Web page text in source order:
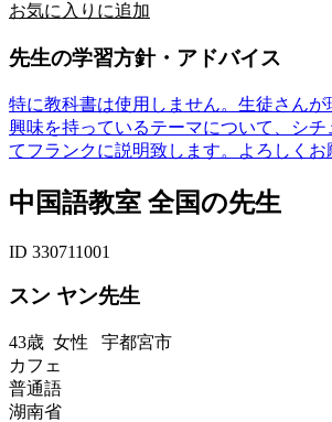
お気に入りに追加
先生の学習方針・アドバイス
特に教科書は使用しません。生徒さん
興味を持っているテーマについて、シ
てフランクに説明致します。よろしくお
中国語教室 全国の先生
ID 330711001
スン ヤン先生
43歳 女性 宇都宮市
カフェ
普通語
湖南省